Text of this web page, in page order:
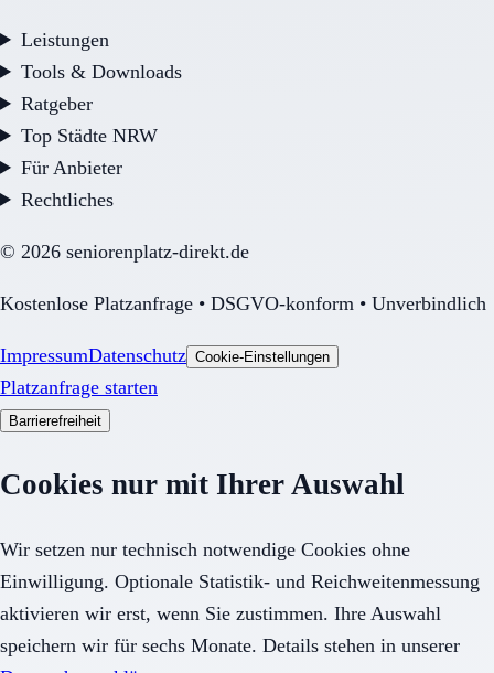
Leistungen
Tools & Downloads
Ratgeber
Top Städte NRW
Für Anbieter
Rechtliches
© 2026 seniorenplatz-direkt.de
Kostenlose Platzanfrage • DSGVO-konform • Unverbindlich
ImpressumDatenschutz Cookie-Einstellungen
Platzanfrage starten
Barrierefreiheit
Cookies nur mit Ihrer Auswahl
Wir setzen nur technisch notwendige Cookies ohne
Einwilligung. Optionale Statistik- und Reichweitenmessung
aktivieren wir erst, wenn Sie zustimmen. Ihre Auswahl
speichern wir für sechs Monate. Details stehen in unserer